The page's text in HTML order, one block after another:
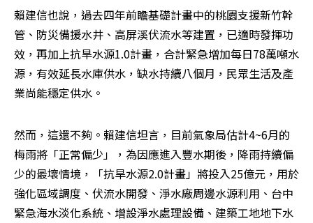
賴建信也說，過去四年前瞻基礎計畫中的桃園支援新竹幹
管、防災備援水井、高屏溪伏流水等建置，已適時發揮功
效，再加上抗旱水源1.0計畫，合計緊急增加每日78萬噸水
源，有效延長水庫供水，缺水持續八個月，民眾生活及產
業尚能穩定供水。
然而，這還不夠。賴建信坦言，目前氣象局估計4~6月的
梅雨將「正常偏少」，為因應進入豐水期後，降雨持續偏
少的最壞情境，「抗旱水源2.0計畫」將投入25億元，用於
強化區域調度、伏流水開發、淨水廠周邊水源利用、台中
緊急海水淡化系統、增設淨水處理設備、建築工地地下水